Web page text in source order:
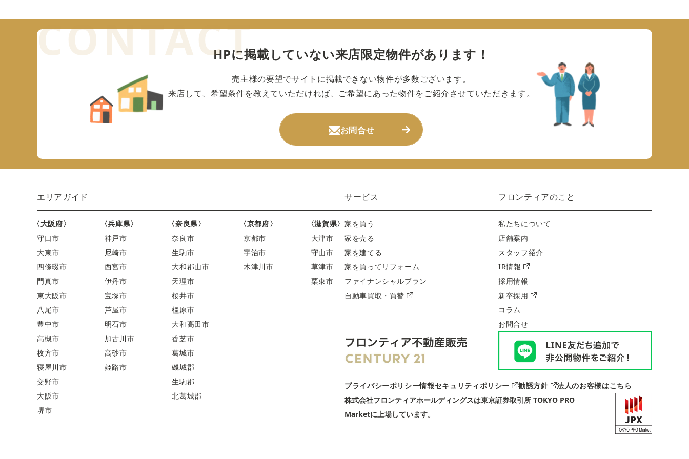
HPに掲載していない来店限定物件があります！
売主様の要望でサイトに掲載できない物件が多数ございます。
来店して、希望条件を教えていただければ、ご希望にあった物件をご紹介させていただきます。
お問合せ
エリアガイド
〈大阪府〉
守口市
大東市
四條畷市
門真市
東大阪市
八尾市
豊中市
高槻市
枚方市
寝屋川市
交野市
大阪市
堺市
〈兵庫県〉
神戸市
尼崎市
西宮市
伊丹市
宝塚市
芦屋市
明石市
加古川市
高砂市
姫路市
〈奈良県〉
奈良市
生駒市
大和郡山市
天理市
桜井市
橿原市
大和高田市
香芝市
葛城市
磯城郡
生駒郡
北葛城郡
〈京都府〉
京都市
宇治市
木津川市
〈滋賀県〉
大津市
守山市
草津市
栗東市
サービス
家を買う
家を売る
家を建てる
家を買ってリフォーム
ファイナンシャルプラン
自動車買取・買替
フロンティアのこと
私たちについて
店舗案内
スタッフ紹介
IR情報
採用情報
新卒採用
コラム
お問合せ
プライバシーポリシー情報セキュリティポリシー 勧誘方針
法人のお客様はこちら
株式会社フロンティアホールディングスは東京証券取引所 TOKYO PRO
Marketに上場しています。